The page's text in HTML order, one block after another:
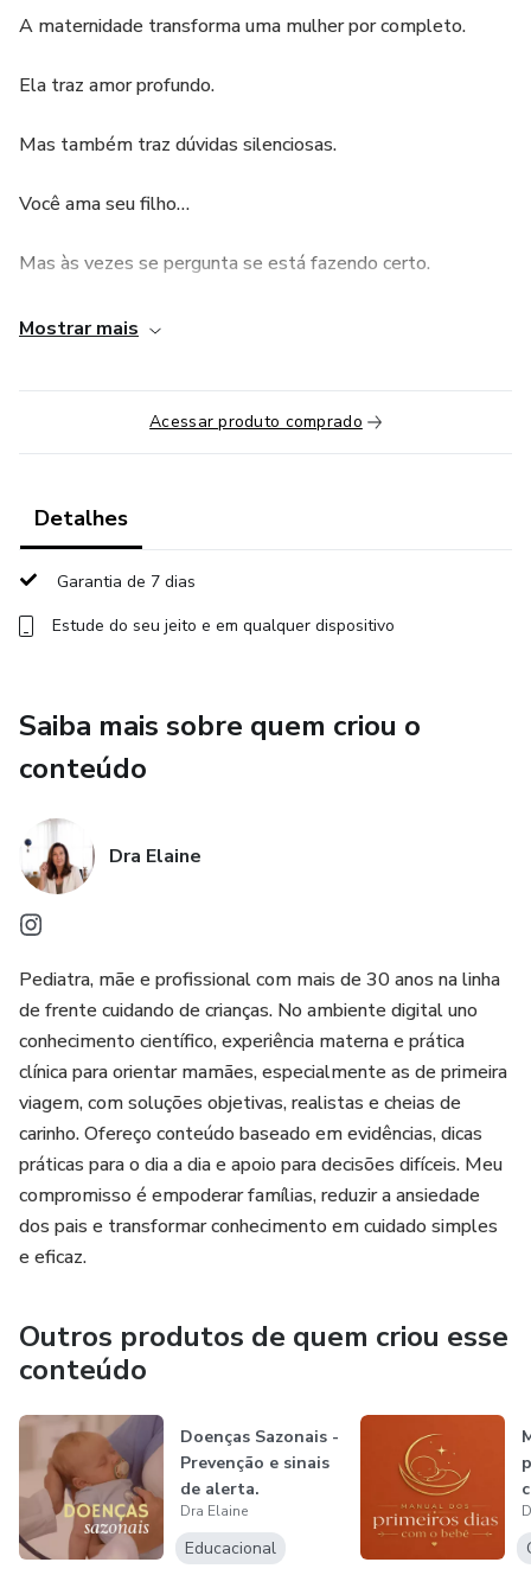
A maternidade transforma uma mulher por completo.
Ela traz amor profundo.
Mas também traz dúvidas silenciosas.
Você ama seu filho…
Mas às vezes se pergunta se está fazendo certo.
Se está estimulando da maneira adequada.
E o que mais cansa não é o bebê. É o excesso de
A Universidade das Mães nasceu exatamente para isso.
Não é apenas uma comunidade.
Ela é um espaço estruturado, criado por uma médica e
mãe, que já acompanhou milhares de histórias e entende
que a dor da mãe não é falta de amor, é falta de
Aqui, a maternidade é organizada por etapas.
Cada fase tem um foco. Cada fase tem prioridade. Cada
fase tem orientação clara.
Você encontra:
✔ Direcionamentos semanais com aplicação prática
✔ Encontros mensais ao vivo para perguntas e respostas
✔ Orientação profissional baseada em experiência clínica e
vivência real
Não existem promessas milagrosas.
Mostrar mais
Acessar produto comprado
Detalhes
Garantia de 7 dias
Estude do seu jeito e em qualquer dispositivo
Saiba mais sobre quem criou o
conteúdo
Dra Elaine
Pediatra, mãe e profissional com mais de 30 anos na linha
de frente cuidando de crianças. No ambiente digital uno
conhecimento científico, experiência materna e prática
clínica para orientar mamães, especialmente as de primeira
viagem, com soluções objetivas, realistas e cheias de
carinho. Ofereço conteúdo baseado em evidências, dicas
práticas para o dia a dia e apoio para decisões difíceis. Meu
compromisso é empoderar famílias, reduzir a ansiedade
dos pais e transformar conhecimento em cuidado simples
e eficaz.
Outros produtos de quem criou esse
conteúdo
Doenças Sazonais -
Prevenção e sinais
de alerta.
Dra Elaine
Educacional